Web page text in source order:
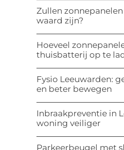
Zullen
waard zijn?
Hoeveel
thuisbatterij op te
Fysio Leeuwarden:
en beter bewegen
Inbraakpreventie in
woning veiliger
Parkeerbeugel met